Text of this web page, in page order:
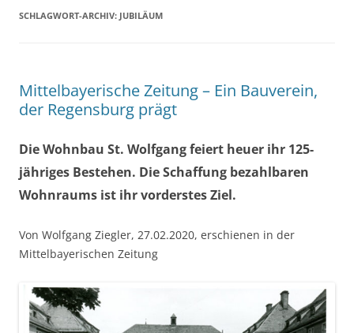
SCHLAGWORT-ARCHIV: JUBILÄUM
Mittelbayerische Zeitung – Ein Bauverein,
der Regensburg prägt
Die Wohnbau St. Wolfgang feiert heuer ihr 125-
jähriges Bestehen. Die Schaffung bezahlbaren
Wohnraums ist ihr vorderstes Ziel.
Von Wolfgang Ziegler, 27.02.2020, erschienen in der
Mittelbayerischen Zeitung